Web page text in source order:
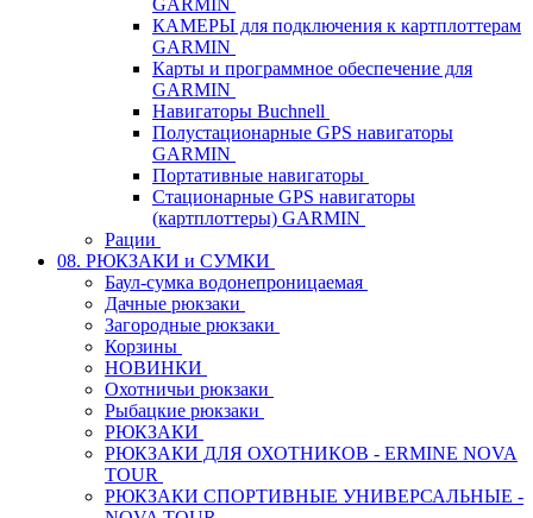
GARMIN
КАМЕРЫ для подключения к картплоттерам
GARMIN
Карты и программное обеспечение для
GARMIN
Навигаторы Buchnell
Полустационарные GPS навигаторы
GARMIN
Портативные навигаторы
Стационарные GPS навигаторы
(картплоттеры) GARMIN
Рации
08. РЮКЗАКИ и СУМКИ
Баул-сумка водонепроницаемая
Дачные рюкзаки
Загородные рюкзаки
Корзины
НОВИНКИ
Охотничьи рюкзаки
Рыбацкие рюкзаки
РЮКЗАКИ
РЮКЗАКИ ДЛЯ ОХОТНИКОВ - ERMINE NOVA
TOUR
РЮКЗАКИ СПОРТИВНЫЕ УНИВЕРСАЛЬНЫЕ -